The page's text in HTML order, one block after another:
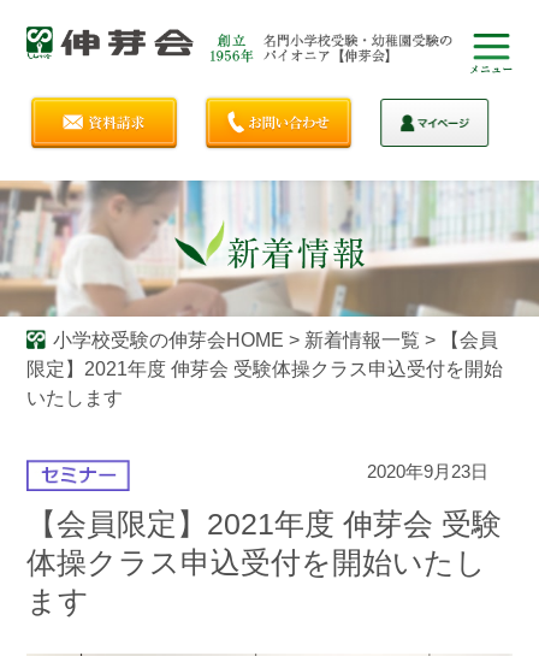
小学校受験の伸芽会HOME > 新着情報一覧 >
【会員
限定】2021年度 伸芽会 受験体操クラス申込受付を開始
いたします
2020年9月23日
【会員限定】2021年度 伸芽会 受験
体操クラス申込受付を開始いたし
ます